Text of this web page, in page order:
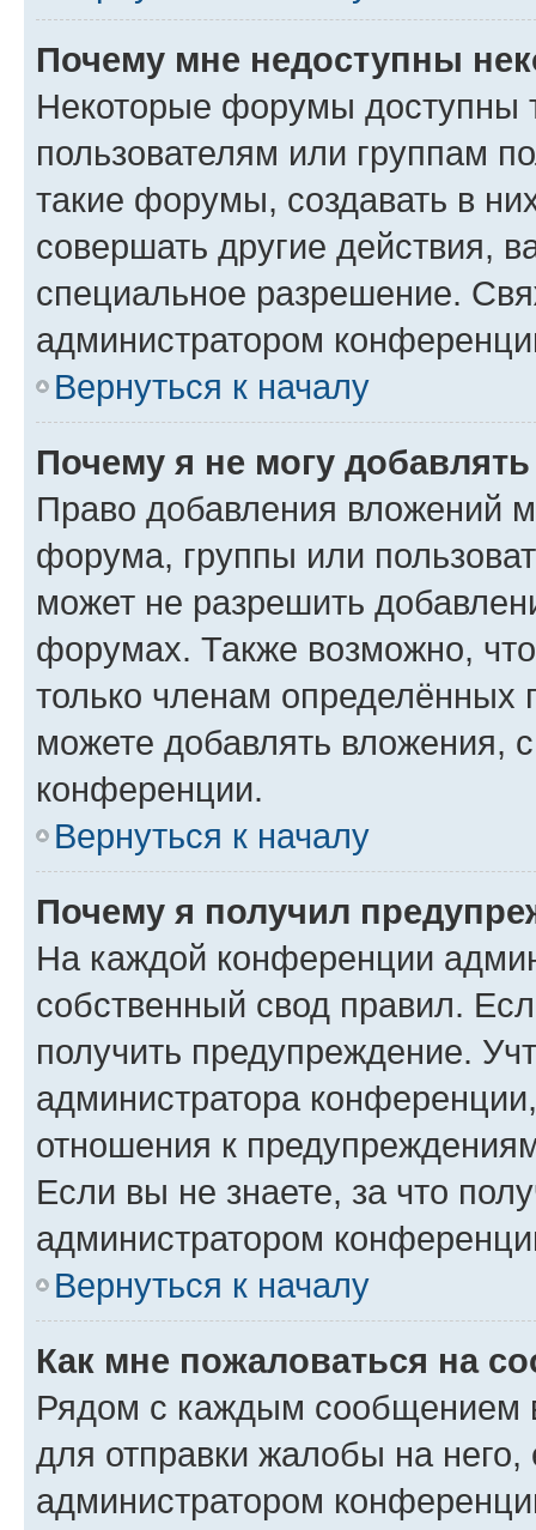
Почему мне недоступны
Некоторые форумы доступны
пользователям или группам
такие форумы, создавать в
совершать другие действия,
специальное разрешение.
администратором
Вернуться к началу
Почему я не могу
Право добавления вложений
форума, группы или
может не разрешить
форумах. Также возможно,
только членам определённых
можете добавлять вложения,
конференции.
Вернуться к началу
Почему я получил
На каждой конференции
собственный свод правил.
получить предупреждение.
администратора
отношения к
Если вы не знаете, за что
администратором
Вернуться к началу
Как мне пожаловаться на
Рядом с каждым сообщением
для отправки жалобы на
администратором